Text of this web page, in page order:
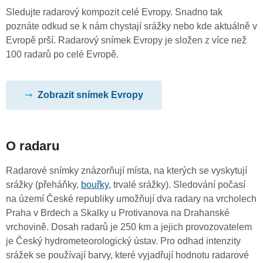
Sledujte radarový kompozit celé Evropy. Snadno tak
poznáte odkud se k nám chystají srážky nebo kde aktuálně v
Evropě prší. Radarový snímek Evropy je složen z více než
100 radarů po celé Evropě.
Zobrazit snímek Evropy
O radaru
Radarové snímky znázorňují místa, na kterých se vyskytují
srážky (přeháňky, bouřky, trvalé srážky). Sledování počasí
na území České republiky umožňují dva radary na vrcholech
Praha v Brdech a Skalky u Protivanova na Drahanské
vrchovině. Dosah radarů je 250 km a jejich provozovatelem
je Český hydrometeorologický ústav. Pro odhad intenzity
srážek se používají barvy, které vyjadřují hodnotu radarové